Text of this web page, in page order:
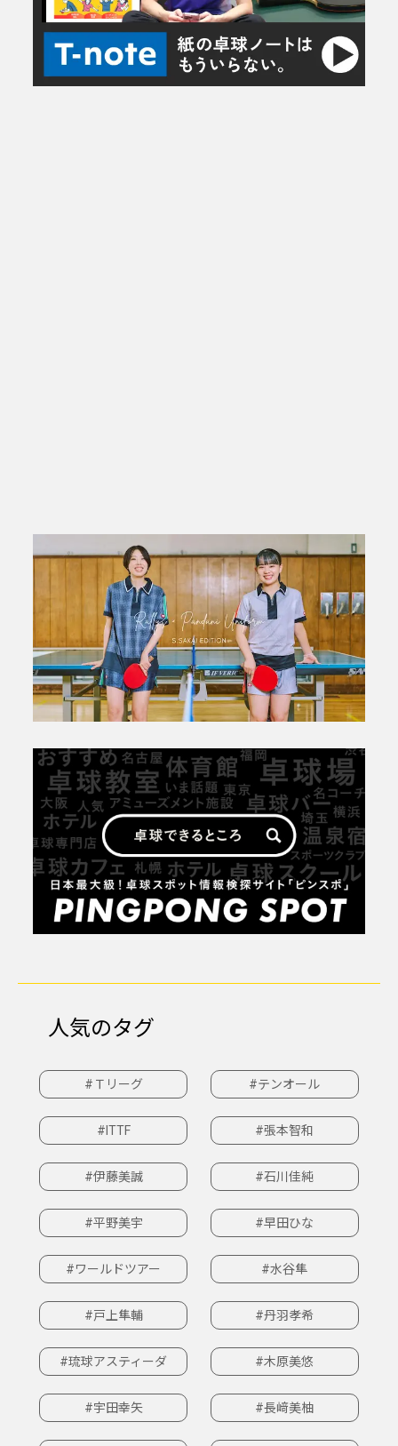
人気のタグ
#Ｔリーグ #テンオール
#ITTF #張本智和
#伊藤美誠 #石川佳純
#平野美宇 #早田ひな
#ワールドツアー #水谷隼
#戸上隼輔 #丹羽孝希
#琉球アスティーダ #木原美悠
#宇田幸矢 #長﨑美柚